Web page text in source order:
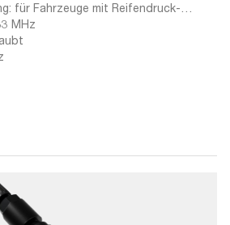
für Fahrzeuge mit Reifendruck-
MHz